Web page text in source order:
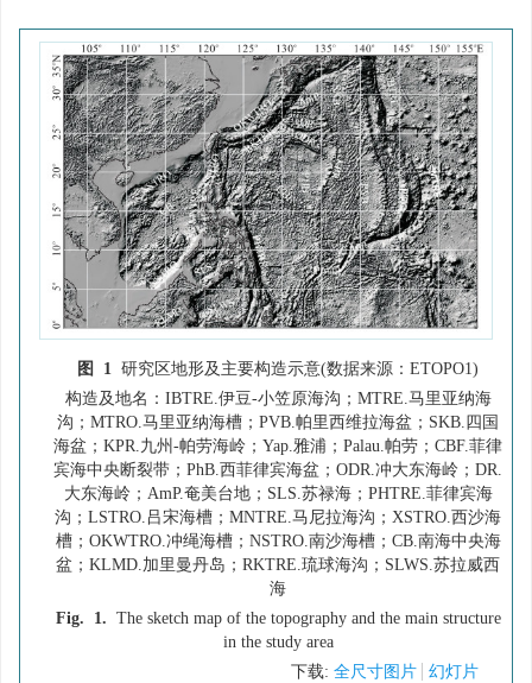
图 1 研究区地形及主要构造示意(数据来源：ETOPO1)
构造及地名：IBTRE.伊豆-小笠原海沟；MTRE.马里亚纳海
沟；MTRO.马里亚纳海槽；PVB.帕里西维拉海盆；SKB.四国
海盆；KPR.九州-帕劳海岭；Yap.雅浦；Palau.帕劳；CBF.菲律
宾海中央断裂带；PhB.西菲律宾海盆；ODR.冲大东海岭；DR.
大东海岭；AmP.奄美台地；SLS.苏禄海；PHTRE.菲律宾海
沟；LSTRO.吕宋海槽；MNTRE.马尼拉海沟；XSTRO.西沙海
槽；OKWTRO.冲绳海槽；NSTRO.南沙海槽；CB.南海中央海
盆；KLMD.加里曼丹岛；RKTRE.琉球海沟；SLWS.苏拉威西
海
Fig. 1. The sketch map of the topography and the main structure
in the study area
下载: 全尺寸图片 幻灯片